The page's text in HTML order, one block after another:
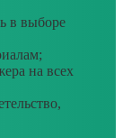
в выборе
на всех